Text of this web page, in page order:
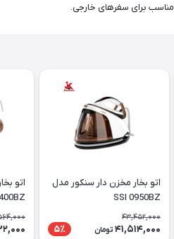
مناسب برای سفرهای خارجی.
اتو بخار مخزن دار سنکور مدل
SSI 0950BZ
43,452,000
41,514,000 تومان 5٪